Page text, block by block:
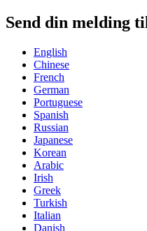
Send din melding
English
Chinese
French
German
Portuguese
Spanish
Russian
Japanese
Korean
Arabic
Irish
Greek
Turkish
Italian
Danish